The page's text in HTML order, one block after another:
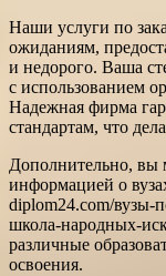
Наши услуги по
ожиданиям,
и недорого. Ваша
с использованием
Надежная фирма
стандартам, что
Дополнительно, вы
информацией о
diplom24.com/вузы-
школа-народных-
различные
освоения.